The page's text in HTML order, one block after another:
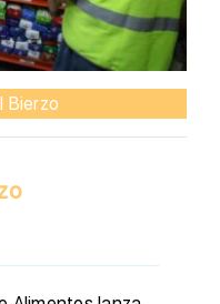
Bierzo